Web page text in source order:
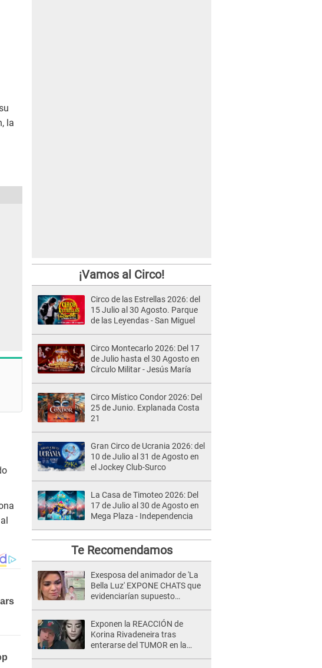
la
¡Vamos al Circo!
Circo de las Estrellas 2026: del
15 Julio al 30 Agosto. Parque
de las Leyendas - San Miguel
Circo Montecarlo 2026: Del 17
de Julio hasta el 30 Agosto en
Círculo Militar - Jesús María
Circo Místico Condor 2026: Del
25 de Junio. Explanada Costa
21
Gran Circo de Ucrania 2026: del
10 de Julio al 31 de Agosto en
el Jockey Club-Surco
La Casa de Timoteo 2026: Del
17 de Julio al 30 de Agosto en
Mega Plaza - Independencia
Te Recomendamos
Exesposa del animador de 'La
Bella Luz' EXPONE CHATS que
evidenciarían supuesto
Saldaña, pese a tener pareja
Exponen la REACCIÓN de
Korina Rivadeneira tras
enterarse del TUMOR en la